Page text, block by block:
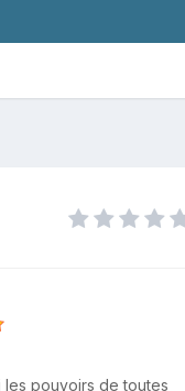
pouvoirs de toutes